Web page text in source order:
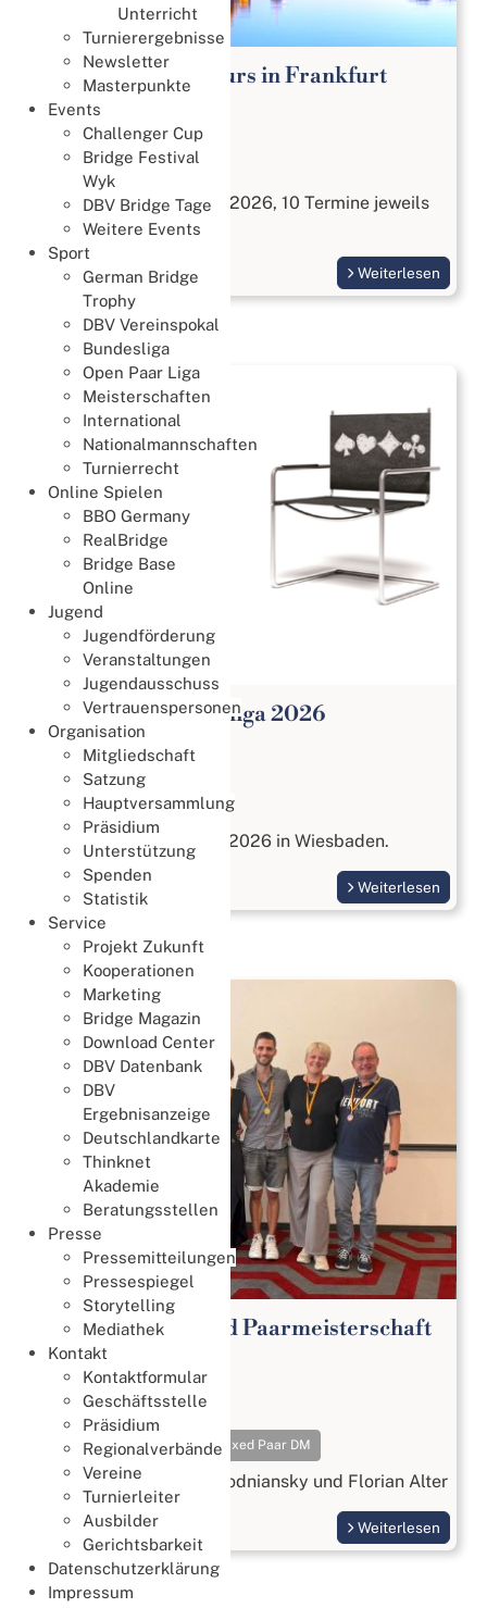
Unterricht
Turnierergebnisse
Newsletter
Masterpunkte
Events
Challenger Cup
Bridge Festival
Wyk
DBV Bridge Tage
Weitere Events
Sport
German Bridge
Trophy
DBV Vereinspokal
Bundesliga
Open Paar Liga
Meisterschaften
International
Nationalmannschaften
Turnierrecht
Online Spielen
BBO Germany
RealBridge
Bridge Base
Online
Jugend
Jugendförderung
Veranstaltungen
Jugendausschuss
Vertrauenspersonen
Organisation
Mitgliedschaft
Satzung
Hauptversammlung
Präsidium
Unterstützung
Spenden
Statistik
Service
Projekt Zukunft
Kooperationen
Marketing
Bridge Magazin
Download Center
DBV Datenbank
DBV
Ergebnisanzeige
Deutschlandkarte
Thinknet
Akademie
Beratungsstellen
Presse
Pressemitteilungen
Pressespiegel
Storytelling
Mediathek
Kontakt
Kontaktformular
Geschäftsstelle
Präsidium
Regionalverbände
Vereine
Turnierleiter
Ausbilder
Gerichtsbarkeit
Datenschutzerklärung
Impressum
Bridge Anfängerkurs in Frankfurt
Lernen & Trainieren
02. August 2026
Bridge kennenlernen
Start am 3. September 2026, 10 Termine jeweils
Donnerstags
Weiterlesen
Open Paar Bundesliga 2026
Meisterschaften
27. Juli 2026
Open Paar Liga
vom 17. bis 18. Oktober 2026 in Wiesbaden.
Weiterlesen
65. Deutsche Mixed Paarmeisterschaft
2026
Meisterschaften
18. Juli 2026
Meisterschaften Mixed Paar DM
Gold geht an Beatrix Wodniansky und Florian Alter
Weiterlesen